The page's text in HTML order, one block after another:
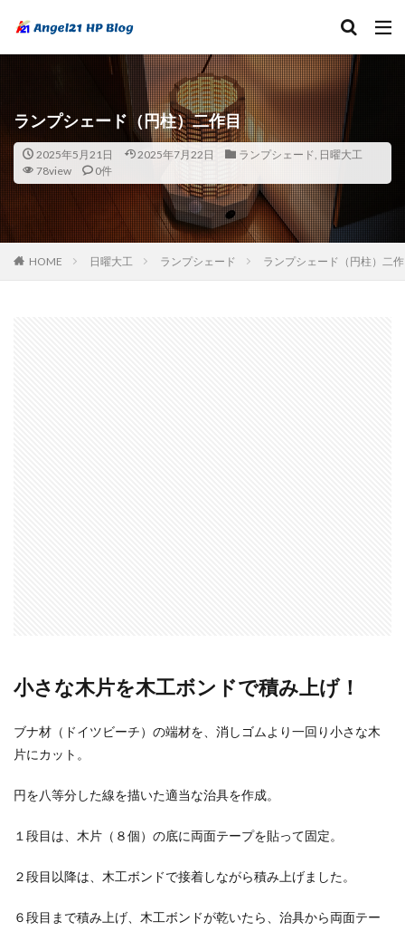
ランプシェード（円柱）二作目
2025年5月21日 2025年7月22日 ランプシェード, 日曜大工
78view
0件
HOME 日曜大工 ランプシェード ランプシェード（円柱）二
小さな木片を木工ボンドで積み上げ！
ブナ材（ドイツビーチ）の端材を、消しゴムより一回り小さな木
片にカット。
円を八等分した線を描いた適当な治具を作成。
１段目は、木片（８個）の底に両面テープを貼って固定。
２段目以降は、木工ボンドで接着しながら積み上げました。
６段目まで積み上げ、木工ボンドが乾いたら、治具から両面テー